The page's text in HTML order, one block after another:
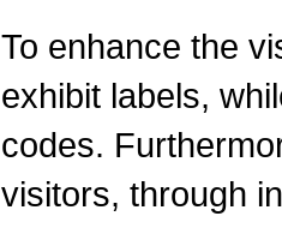
To enhance the
exhibit labels,
codes.
visitors, through